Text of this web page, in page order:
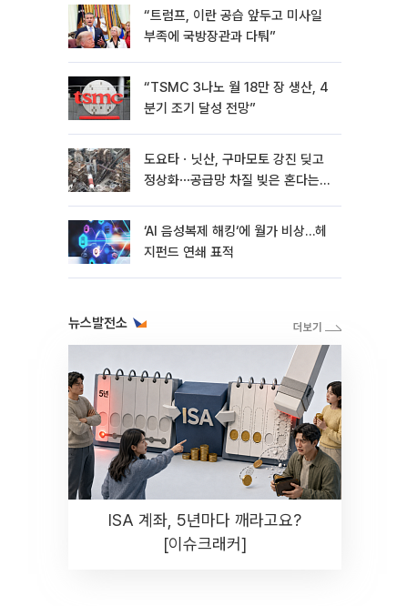
“트럼프, 이란 공습 앞두고 미사일
부족에 국방장관과 다퉈”
“TSMC 3나노 월 18만 장 생산, 4
분기 조기 달성 전망”
도요타ㆍ닛산, 구마모토 강진 딪고
정상화⋯공급망 차질 빚은 혼다는
‘AI 음성복제 해킹‘에 월가 비상…헤
지펀드 연쇄 표적
뉴스발전소
ISA 계좌, 5년마다 깨라고요?
[이슈크래커]